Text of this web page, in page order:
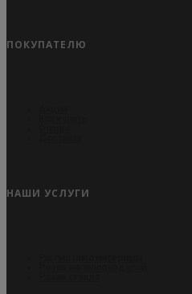
ПОКУПАТЕЛЮ
НАШИ УСЛУГИ